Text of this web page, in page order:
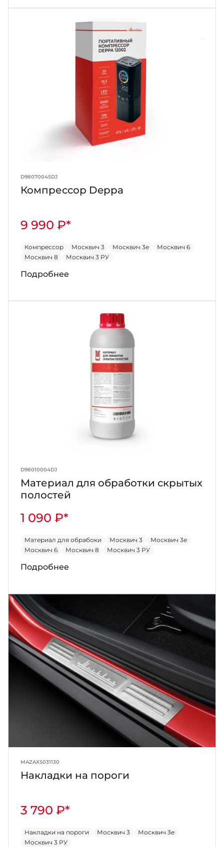
D98070045DJ
Компрессор Deppa
9 990 ₽*
Компрессор Москвич 3 Москвич 3е
Москвич 6
Москвич 8
Москвич 3 РУ
Подробнее
D98010004DJ
Материал для обработки скрытых
полостей
1 090 ₽*
Материал для обрабоки Москвич 3
Москвич 3е
Москвич 6
Москвич 8 Москвич 3 РУ
Подробнее
MAZAXS031130
Накладки на пороги
3 790 ₽*
Накладки на пороги Москвич 3
Москвич 3е
Москвич 3 РУ